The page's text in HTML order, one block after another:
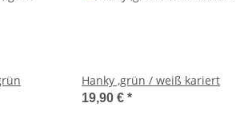
Hanky ,grün / weiß kariert
19,90 € *